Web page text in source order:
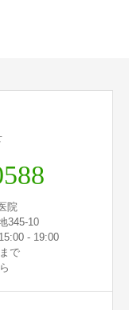
院
345-10
- 19:00
で